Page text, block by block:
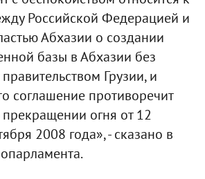
Российской Федерацией и
Абхазии о создании
базы в Абхазии без
Грузии, и
соглашение противоречит
огня от 12
2008 года», - сказано в